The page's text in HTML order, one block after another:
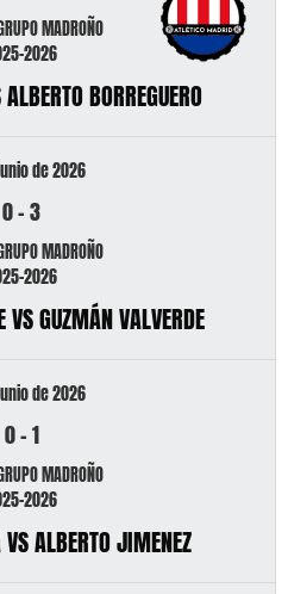
MADROÑO
2026
BORREGUERO
de 2026
0-3
MADROÑO
2026
VS GUZMÁN VALVERDE
de 2026
0-1
MADROÑO
2026
ALBERTO JIMENEZ